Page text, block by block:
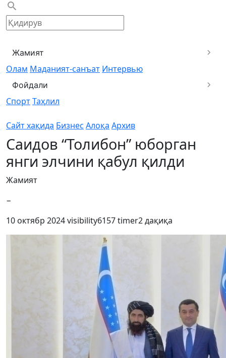
Жамият
Олам Маданият-санъат Интервью
Фойдали
СпортТаҳлил
Сайт хақида Бизнес Алоқа Архив
Саидов “Толибон” юборган
янги элчини қабул қилди
Жамият
−
10 октябр 2024visibility6157timer2 дақиқа